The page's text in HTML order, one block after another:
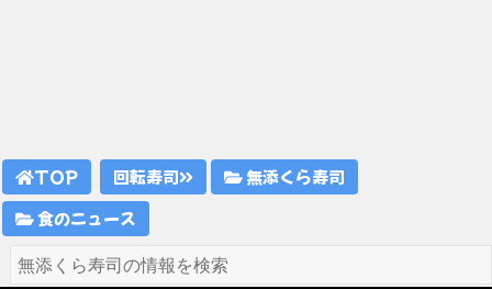
TOP 回転寿司
無添くら寿司
食のニュース